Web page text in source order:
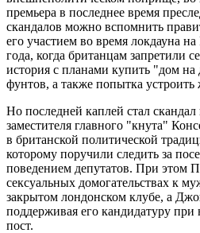
премьера в последнее время
скандалов можно вспомнить
его участием во время локдауна
года, когда британцам запретили
история с планами купить "дом на
фунтов, а также попытка
Но последней каплей стал
заместителя главного "кнута"
в британской политической
которому поручили следить за
поведением депутатов. При этом
сексуальных домогательствах к
закрытом лондонском клубе, а
поддерживая его кандидатуру
пост.